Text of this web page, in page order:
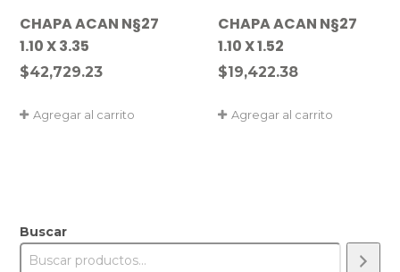
CHAPA ACAN N§27
1.10 X 3.35
$42,729.23
Agregar al carrito
CHAPA ACAN N§27
1.10 X 1.52
$19,422.38
Agregar al carrito
Buscar